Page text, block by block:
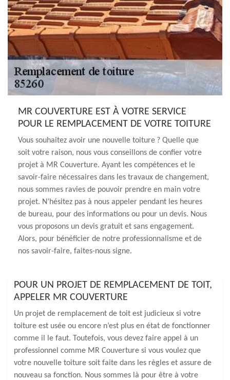
MR COUVERTURE EST À VOTRE SERVICE
POUR LE REMPLACEMENT DE VOTRE TOITURE
Vous souhaitez avoir une nouvelle toiture ? Quelle que
soit votre raison, nous vous conseillons de confier votre
projet à MR Couverture. Ayant les compétences et le
savoir-faire nécessaires dans les travaux de changement,
nous sommes ravies de pouvoir prendre en main votre
projet. N’hésitez pas à nous appeler pendant les heures
de bureau, pour des informations ou pour un devis. Nous
vous proposons un devis gratuit et sans engagement.
Alors, pour bénéficier de notre professionnalisme et de
nos savoir-faire, faites-nous signe.
POUR UN PROJET DE REMPLACEMENT DE TOIT,
APPELER MR COUVERTURE
Un projet de remplacement de toit est judicieux si votre
toiture est usée ou encore n’est plus en état de fonctionner
comme il le faut. Toutefois, vous devez faire appel à un
professionnel comme MR Couverture si vous voulez que
votre nouvelle toiture soit faite dans les règles et assure de
nouveau sa fonction. Nous sommes là pour être à votre